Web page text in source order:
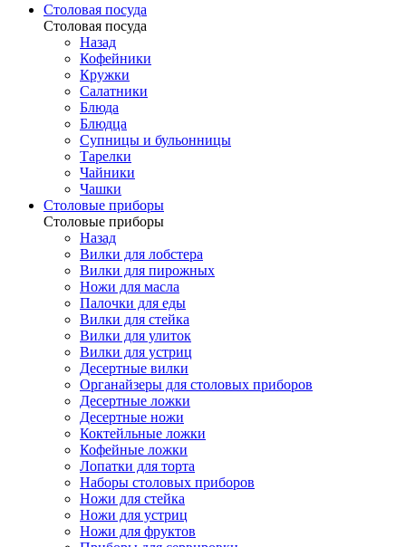
Столовая посуда
Столовая посуда
Назад
Кофейники
Кружки
Салатники
Блюда
Блюдца
Супницы и бульонницы
Тарелки
Чайники
Чашки
Cтоловые приборы
Cтоловые приборы
Назад
Вилки для лобстера
Вилки для пирожных
Ножи для масла
Палочки для еды
Вилки для стейка
Вилки для улиток
Вилки для устриц
Десертные вилки
Органайзеры для столовых приборов
Десертные ложки
Десертные ножи
Коктейльные ложки
Кофейные ложки
Лопатки для торта
Наборы столовых приборов
Ножи для стейка
Ножи для устриц
Ножи для фруктов